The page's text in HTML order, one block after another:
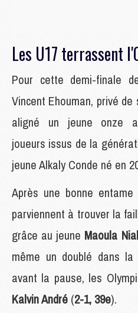
Les U17 terrassent
Pour cette demi-finale
Vincent Ehouman, privé
aligné un jeune onze
joueurs issus de la
jeune Alkaly Conde né en
Après une bonne
parviennent à trouver la
grâce au jeune Maoula
même un doublé dans
avant la pause, les
Kalvin André (2-1, 39e).